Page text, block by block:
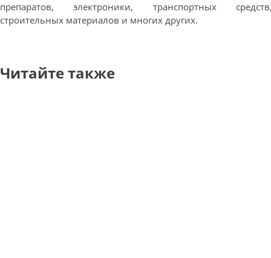
препаратов, электроники, транспортных
строительных материалов и многих других.
Читайте также